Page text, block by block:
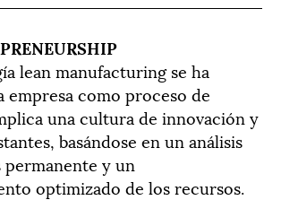
lean manufacturing se ha
empresa como proceso de
una cultura de innovación y
basándose en un análisis
y un
optimizado de los recursos.